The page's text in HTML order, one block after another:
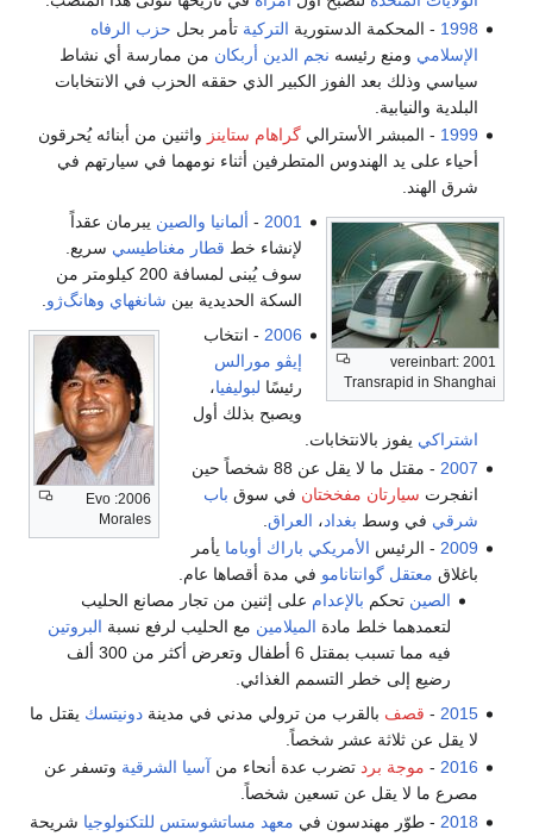
1998 - المحكمة الدستورية التركية تأمر بحل حزب الرفاه
الإسلامي ومنع رئيسه نجم الدين أربكان من ممارسة أي نشاط
سياسي وذلك بعد الفوز الكبير الذي حققه الحزب في الانتخابات
البلدية والنيابية.
1999 - المبشر الأستراليگراهام ستاينز واثنين من أبنائه يُحرقون
أحياء على يد الهندوس المتطرفين أثناء نومهما في سيارتهم في
شرق الهند.
2001 vereinbart:
Transrapid in Shanghai
2001
- ألمانيا والصين يبرمان عقداً
لإنشاء خط قطار مغناطيسي سريع.
سوف يُبنى لمسافة 200 كيلومتر من
السكة الحديدية بين شانغهاي وهانگ‌ژو.
2006: Evo
Morales
2006- انتخاب
إيڤو مورالس
رئيسًا لبوليفيا،
ويصبح بذلك أول
اشتراكي يفوز بالانتخابات.
2007
- مقتل ما لا يقل عن 88 شخصاً حين
انفجرت سيارتان مفخختان في سوق باب
شرقي في وسط بغداد، العراق
2009 - الرئيس الأمريكي باراك أوباما يأمر
باغلاق معتقل گوانتانامو في مدة أقصاها عام.
الصين تحكم بالإعدام على إثنين من تجار مصانع الحليب
لتعمدهما خلط مادة الميلامين مع الحليب لرفع نسبة البروتين
فيه مما تسبب بمقتل 6 أطفال وتعرض أكثر من 300 ألف
رضيع إلى خطر التسمم الغذائي.
2015
- قصف بالقرب من ترولي مدني في مدينةدونيتسك يقتل ما
لا يقل عن ثلاثة عشر شخصاً.
2016
- موجة برد تضرب عدة أنحاء من آسيا الشرقية وتسفر عن
مصرع ما لا يقل عن تسعين شخصاً.
2018 - طوّر مهندسون في معهد مساتشوستس للتكنولوجيا شريحة